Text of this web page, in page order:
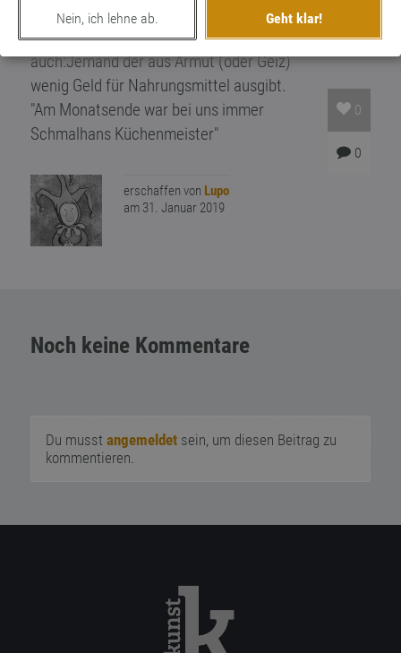
Nein, ich lehne ab. Geht klar!
knausrigen Dienstherrn ist.(Hans war im
Mittelalter ein häufiger Name). Aber
auch:Jemand der aus Armut (oder Geiz)
wenig Geld für Nahrungsmittel ausgibt.
"Am Monatsende war bei uns immer
Schmalhans Küchenmeister"
0
0
erschaffen von Lupo
am 31. Januar 2019
Noch keine Kommentare
Du musst angemeldetsein, um diesen Beitrag zu
kommentieren.